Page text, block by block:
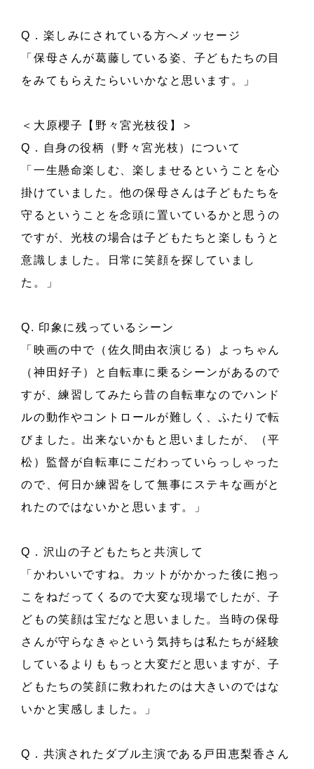
Q．楽しみにされている方へメッセージ
「保母さんが葛藤している姿、子どもたちの目
をみてもらえたらいいかなと思います。」
＜大原櫻子【野々宮光枝役】＞
Q．自身の役柄（野々宮光枝）について
「一生懸命楽しむ、楽しませるということを心
掛けていました。他の保母さんは子どもたちを
守るということを念頭に置いているかと思うの
ですが、光枝の場合は子どもたちと楽しもうと
意識しました。日常に笑顔を探していまし
た。」
Q. 印象に残っているシーン
「映画の中で（佐久間由衣演じる）よっちゃん
（神田好子）と自転車に乗るシーンがあるので
すが、練習してみたら昔の自転車なのでハンド
ルの動作やコントロールが難しく、ふたりで転
びました。出来ないかもと思いましたが、（平
松）監督が自転車にこだわっていらっしゃった
ので、何日か練習をして無事にステキな画がと
れたのではないかと思います。」
Q．沢山の子どもたちと共演して
「かわいいですね。カットがかかった後に抱っ
こをねだってくるので大変な現場でしたが、子
どもの笑顔は宝だなと思いました。当時の保母
さんが守らなきゃという気持ちは私たちが経験
しているよりももっと大変だと思いますが、子
どもたちの笑顔に救われたのは大きいのではな
いかと実感しました。」
Q．共演されたダブル主演である戸田恵梨香さん